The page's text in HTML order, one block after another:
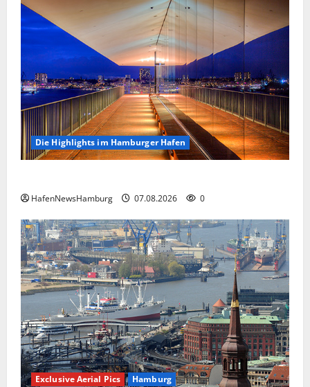
Die Highlights im Hamburger Hafen
HafenNewsHamburg 07.08.2026 0
Exclusive Aerial Pics Hamburg